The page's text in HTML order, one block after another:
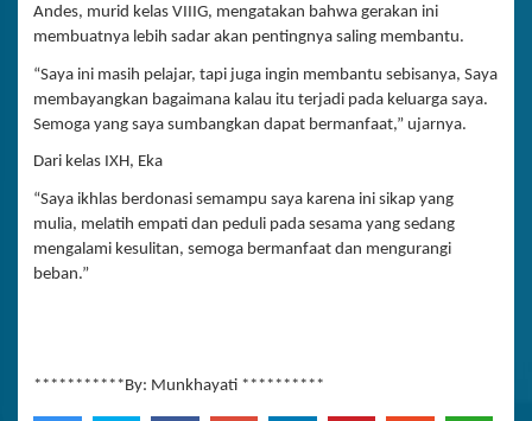
Andes, murid kelas VIIIG, mengatakan bahwa gerakan ini
membuatnya lebih sadar akan pentingnya saling membantu.
“Saya ini masih pelajar, tapi juga ingin membantu sebisanya, Saya
membayangkan bagaimana kalau itu terjadi pada keluarga saya.
Semoga yang saya sumbangkan dapat bermanfaat,” ujarnya.
Dari kelas IXH, Eka
“Saya ikhlas berdonasi semampu saya karena ini sikap yang
mulia, melatih empati dan peduli pada sesama yang sedang
mengalami kesulitan, semoga bermanfaat dan mengurangi
beban.”
***********By: Munkhayati **********